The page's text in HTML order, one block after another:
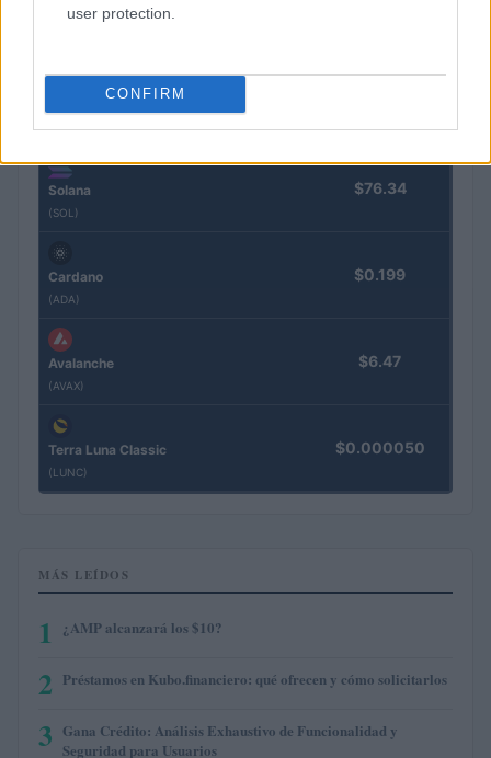
user protection.
CONFIRM
BNB
(XRP)
Solana
(SOL)
$76.34
Cardano
(ADA)
$0.199
Avalanche
(AVAX)
$6.47
Terra Luna Classic
(LUNC)
$0.000050
MÁS LEÍDOS
1 ¿AMP alcanzará los $10?
2 Préstamos en Kubo.financiero: qué ofrecen y cómo solicitarlos
3 Gana Crédito: Análisis Exhaustivo de Funcionalidad y
Seguridad para Usuarios